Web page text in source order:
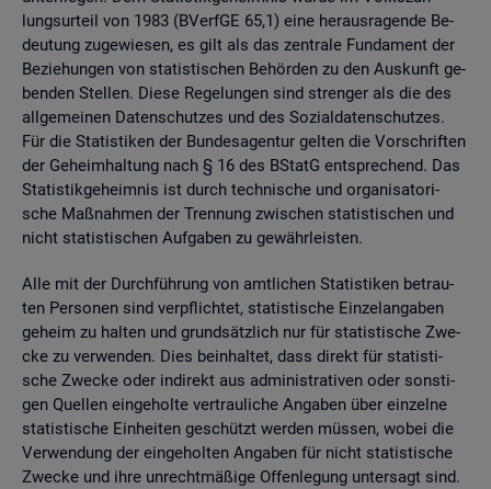
lungs­ur­teil von 1983 (BVerf­GE 65,1) eine her­aus­ra­gen­de Be­
deu­tung zu­ge­wie­sen, es gilt als das zen­tra­le Fun­da­ment der
Be­zie­hun­gen von sta­tis­ti­schen Be­hör­den zu den Aus­kunft ge­
ben­den Stel­len. Diese Re­ge­lun­gen sind stren­ger als die des
all­ge­mei­nen Da­ten­schut­zes und des So­zi­al­da­ten­schut­zes.
Für die Sta­tis­ti­ken der Bun­des­agen­tur gel­ten die Vor­schrif­ten
der Ge­heim­hal­tung nach § 16 des BStatG ent­spre­chend. Das
Sta­tis­tik­ge­heim­nis ist durch tech­ni­sche und or­ga­ni­sa­to­ri­
sche Maß­nah­men der Tren­nung zwi­schen sta­tis­ti­schen und
nicht sta­tis­ti­schen Auf­ga­ben zu ge­währ­leis­ten.
Alle mit der Durch­füh­rung von amt­li­chen Sta­tis­ti­ken be­trau­
ten Per­so­nen sind ver­pflich­tet, sta­tis­ti­sche Ein­zel­an­ga­ben
ge­heim zu hal­ten und grund­sätz­lich nur für sta­tis­ti­sche Zwe­
cke zu ver­wen­den. Dies be­inhal­tet, dass di­rekt für sta­tis­ti­
sche Zwe­cke oder in­di­rekt aus ad­mi­nis­tra­ti­ven oder sons­ti­
gen Quel­len ein­ge­hol­te ver­trau­li­che An­ga­ben über ein­zel­ne
sta­tis­ti­sche Ein­hei­ten ge­schützt wer­den müs­sen, wobei die
Ver­wen­dung der ein­ge­hol­ten An­ga­ben für nicht sta­tis­ti­sche
Zwe­cke und ihre un­recht­mä­ßi­ge Of­fen­le­gung un­ter­sagt sind.